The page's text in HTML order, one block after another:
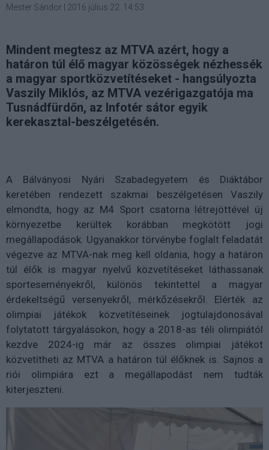
Mester Sándor 2016 július 22. 14:53
Mindent megtesz az MTVA azért, hogy a
határon túl élő magyar közösségek nézhessék
a magyar sportközvetítéseket - hangsúlyozta
Vaszily Miklós, az MTVA vezérigazgatója ma
Tusnádfürdőn, az Infotér sátor egyik
kerekasztal-beszélgetésén.
A Bálványosi Nyári Szabadegyetem és Diáktábor
keretében rendezett szakmai beszélgetésen Vaszily
elmondta, hogy az M4 Sport csatorna létrejöttével új
környezetbe kerültek korábban megkötött jogi
megállapodások. Ugyanakkor törvénybe foglalt feladatát
végezve az MTVA-nak meg kell oldania, hogy a határon
túl élők is magyar nyelvű közvetítéseket láthassanak
sporteseményekről, különös tekintettel a magyar
érdekeltségű versenyekről, mérkőzésekről. Elérték az
olimpiai játékok közvetítéseinek jogtulajdonosával
folytatott tárgyalásokon, hogy a 2018-as téli olimpiától
kezdve 2024-ig már az összes olimpiai játékot
közvetítheti az MTVA a határon túl élőknek is. Sajnos a
riói olimpiára ezt a megállapodást nem tudták
kiterjeszteni.